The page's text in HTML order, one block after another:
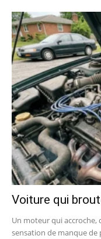
Voiture qui
Un moteur qui accroche,
sensation de manque de